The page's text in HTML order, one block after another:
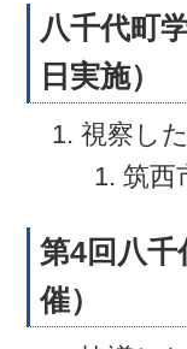
八千代町
日実施）
視察し
筑西
第4回八千
催）